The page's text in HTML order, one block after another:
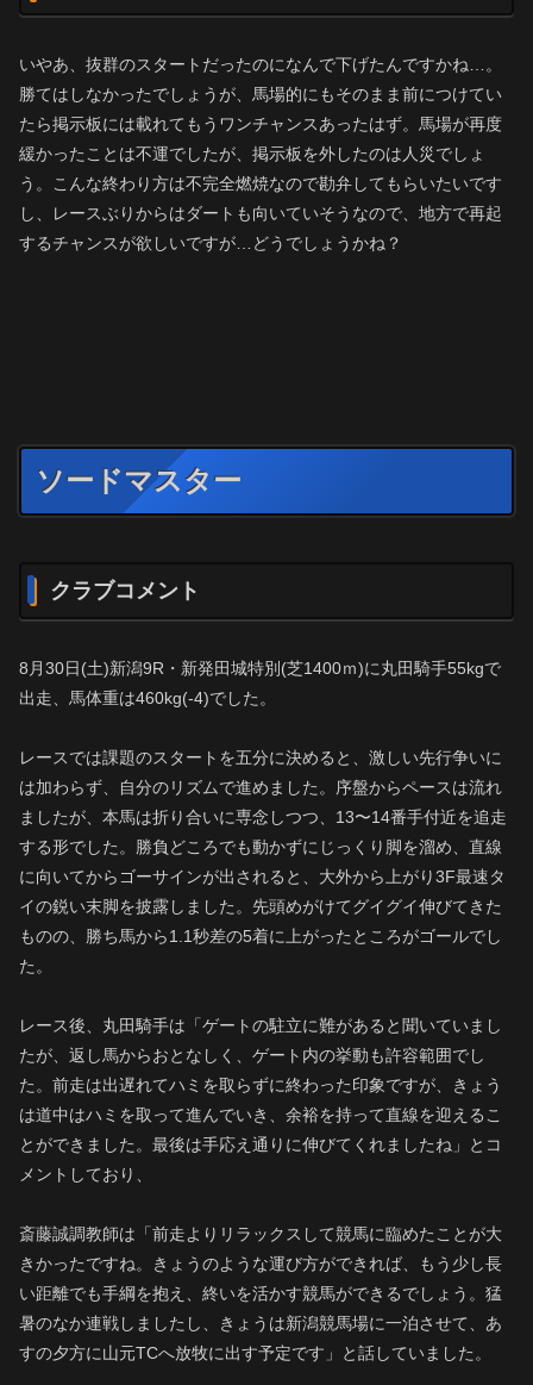
いやあ、抜群のスタートだったのになんで下げたんですかね…。
勝てはしなかったでしょうが、馬場的にもそのまま前につけてい
たら掲示板には載れてもうワンチャンスあったはず。馬場が再度
緩かったことは不運でしたが、掲示板を外したのは人災でしょ
う。こんな終わり方は不完全燃焼なので勘弁してもらいたいです
し、レースぶりからはダートも向いていそうなので、地方で再起
するチャンスが欲しいですが…どうでしょうかね？
ソードマスター
クラブコメント
8月30日(土)新潟9R・新発田城特別(芝1400ｍ)に丸田騎手55kgで
出走、馬体重は460kg(-4)でした。
レースでは課題のスタートを五分に決めると、激しい先行争いに
は加わらず、自分のリズムで進めました。序盤からペースは流れ
ましたが、本馬は折り合いに専念しつつ、13〜14番手付近を追走
する形でした。勝負どころでも動かずにじっくり脚を溜め、直線
に向いてからゴーサインが出されると、大外から上がり3F最速タ
イの鋭い末脚を披露しました。先頭めがけてグイグイ伸びてきた
ものの、勝ち馬から1.1秒差の5着に上がったところがゴールでし
た。
レース後、丸田騎手は「ゲートの駐立に難があると聞いていまし
たが、返し馬からおとなしく、ゲート内の挙動も許容範囲でし
た。前走は出遅れてハミを取らずに終わった印象ですが、きょう
は道中はハミを取って進んでいき、余裕を持って直線を迎えるこ
とができました。最後は手応え通りに伸びてくれましたね」とコ
メントしており、
斎藤誠調教師は「前走よりリラックスして競馬に臨めたことが大
きかったですね。きょうのような運び方ができれば、もう少し長
い距離でも手綱を抱え、終いを活かす競馬ができるでしょう。猛
暑のなか連戦しましたし、きょうは新潟競馬場に一泊させて、あ
すの夕方に山元TCへ放牧に出す予定です」と話していました。